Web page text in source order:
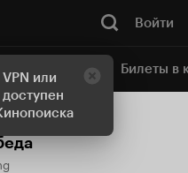
или
Войти
кинотеатр Билеты в